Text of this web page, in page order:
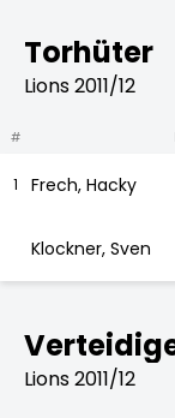
Torhüter
Lions 2011/12
#
1 Frech, Hacky
Klockner, Sven
Lions 2011/12